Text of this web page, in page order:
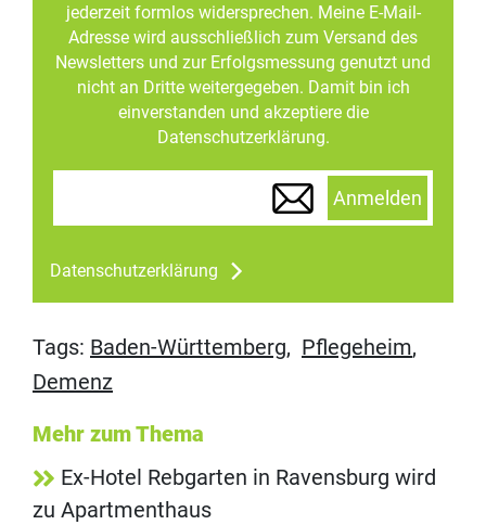
jederzeit formlos widersprechen. Meine E-Mail-
Adresse wird ausschließlich zum Versand des
Newsletters und zur Erfolgsmessung genutzt und
nicht an Dritte weitergegeben. Damit bin ich
einverstanden und akzeptiere die
Datenschutzerklärung.
Anmelden
Datenschutzerklärung
Tags: Baden-Württemberg, Pflegeheim,
Demenz
Mehr zum Thema
Ex-Hotel Rebgarten in Ravensburg wird
zu Apartmenthaus